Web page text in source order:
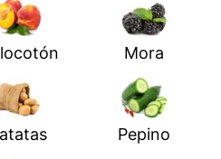
Mora
Pepino